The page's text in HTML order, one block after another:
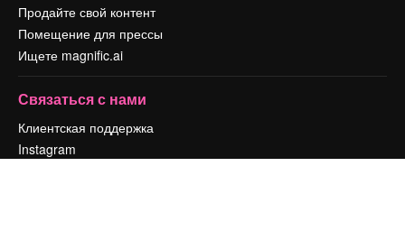
Продайте свой контент
Помещение для прессы
Ищете magnific.ai
Связаться с нами
Клиентская поддержка
Instagram